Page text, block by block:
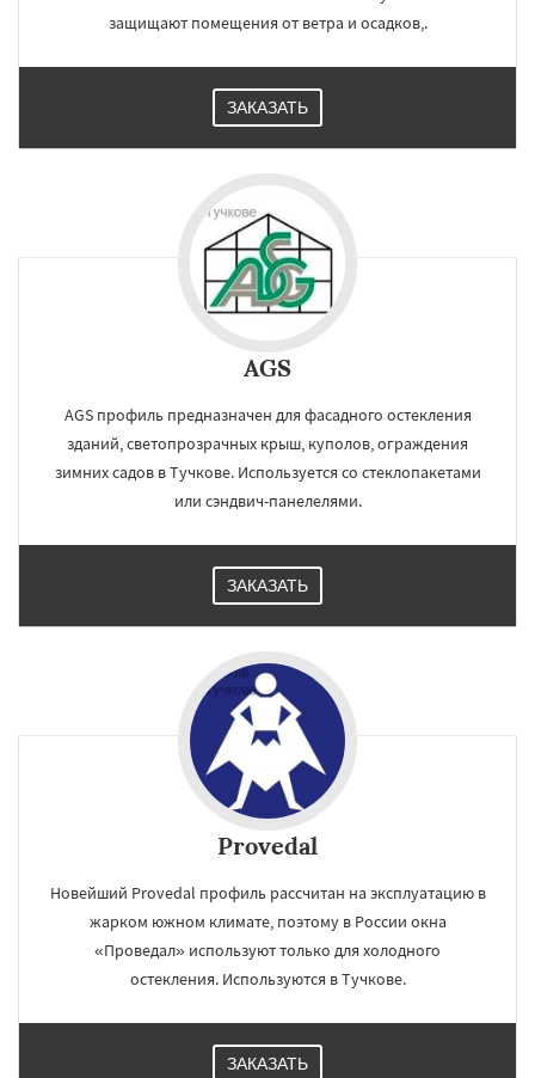
защищают помещения от ветра и осадков,.
ЗАКАЗАТЬ
AGS
AGS профиль предназначен для фасадного остекления
зданий, светопрозрачных крыш, куполов, ограждения
зимних садов в Тучкове. Используется со стеклопакетами
или сэндвич-панелелями.
ЗАКАЗАТЬ
Provedal
Новейший Provedal профиль рассчитан на эксплуатацию в
жарком южном климате, поэтому в России окна
«Проведал» используют только для холодного
остекления. Используются в Тучкове.
ЗАКАЗАТЬ